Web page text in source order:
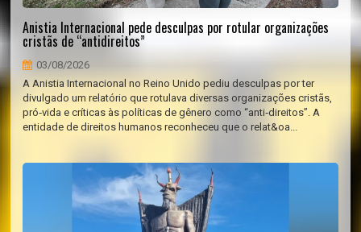
Anistia Internacional pede desculpas por rotular organizações
cristãs de “antidireitos”
03/08/2026
A Anistia Internacional no Reino Unido pediu desculpas por ter
divulgado um relatório que rotulava diversas organizações cristãs,
pró‑vida e críticas às políticas de gênero como “anti‑direitos”. A
entidade de direitos humanos reconheceu que o relat&oa...